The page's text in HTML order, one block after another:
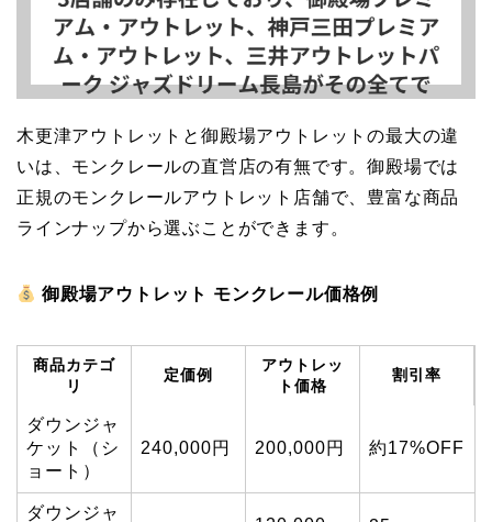
木更津アウトレットと御殿場アウトレットの最大の違
いは、モンクレールの直営店の有無です。御殿場では
正規のモンクレールアウトレット店舗で、豊富な商品
ラインナップから選ぶことができます。
御殿場アウトレット モンクレール価格例
商品カテゴ
リ
定価例
アウトレッ
ト価格
割引率
ダウンジャ
ケット（シ
ョート）
240,000円 200,000円 約17%OFF
ダウンジャ